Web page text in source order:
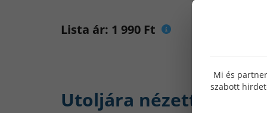
Lista ár: 1 990 Ft
Utoljára nézett:
Mi és
szabott